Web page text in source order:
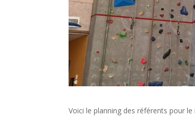
Voici le planning des référents pour